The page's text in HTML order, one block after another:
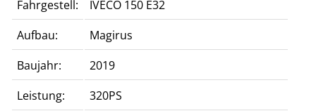
Fahrgestell:
IVECO 150 E32
Aufbau:
Magirus
Baujahr:
2019
Leistung:
320PS